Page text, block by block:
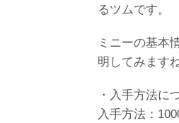
るツムです。
ミニーの基本
明してみます
・入手方法に
入手方法：